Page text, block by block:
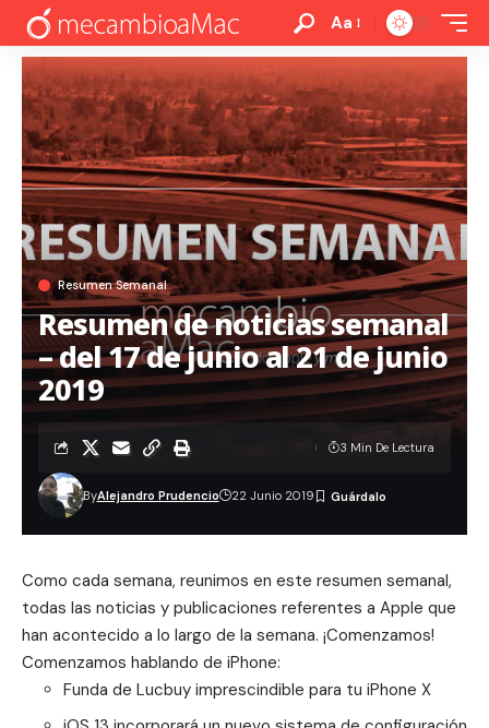
Aa
Resumen Semanal
Resumen de noticias semanal
– del 17 de junio al 21 de junio
2019
ByAlejandro Prudencio 22 Junio 2019
3 Min De Lectura
Como cada semana, reunimos en este resumen semanal,
todas las noticias y publicaciones referentes a Apple que
han acontecido a lo largo de la semana. ¡Comenzamos!
Comenzamos hablando de iPhone:
Funda de Lucbuy imprescindible para tu iPhone X